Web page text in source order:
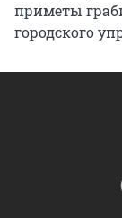
приметы
городского